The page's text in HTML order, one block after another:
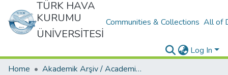
TÜRK HAVA
KURUMU
ÜNİVERSİTESİ
Communities & Collections All of
Log In
Home
Akademik Arşiv / Academic Archive